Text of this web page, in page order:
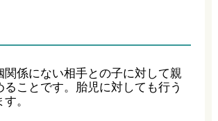
関係にない相手との子に対して親
ることです。胎児に対しても行う
。